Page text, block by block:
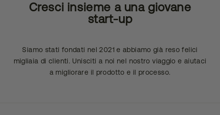
Cresci insieme a una giovane
start-up
Siamo stati fondati nel 2021 e abbiamo già reso felici
migliaia di clienti. Unisciti a noi nel nostro viaggio e aiutaci
a migliorare il prodotto e il processo.